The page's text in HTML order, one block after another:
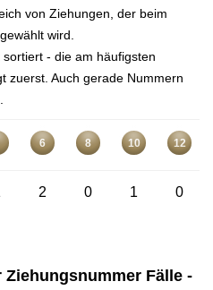
von Ziehungen, der beim
wird.
- die am häufigsten
zuerst. Auch gerade Nummern
6 8 10 12
2 0 1 0
Fälle -